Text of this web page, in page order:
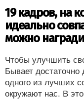
19 кадров, на
идеально
можно
Чтобы улучшить
Бывает
одного из лучших
окружают нас. В